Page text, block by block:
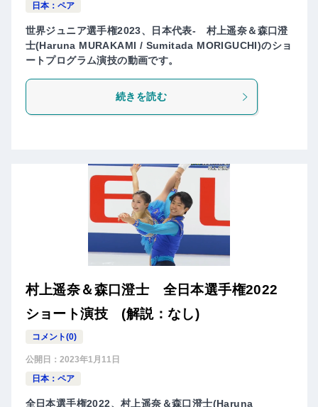
日本：ペア
世界ジュニア選手権2023、日本代表- 村上遥奈＆森口澄
士(Haruna MURAKAMI / Sumitada MORIGUCHI)のショ
ートプログラム演技の動画です。
続きを読む
村上遥奈＆森口澄士 全日本選手権2022
ショート演技 (解説：なし)
コメント(0)
公開日： 2023年1月11日
日本：ペア
全日本選手権2022、村上遥奈＆森口澄士(Haruna